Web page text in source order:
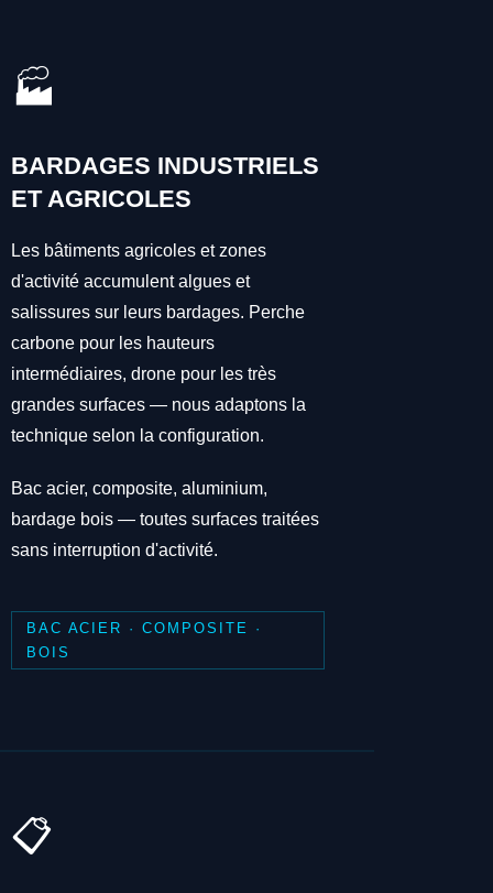
🏭
BARDAGES INDUSTRIELS
ET AGRICOLES
Les bâtiments agricoles et zones
d'activité accumulent algues et
salissures sur leurs bardages. Perche
carbone pour les hauteurs
intermédiaires, drone pour les très
grandes surfaces — nous adaptons la
technique selon la configuration.
Bac acier, composite, aluminium,
bardage bois — toutes surfaces traitées
sans interruption d'activité.
BAC ACIER · COMPOSITE ·
BOIS
📋